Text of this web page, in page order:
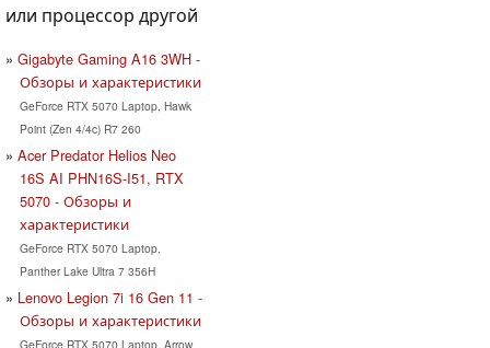
или процессор другой
Gigabyte Gaming A16 3WH -
Обзоры и характеристики
GeForce RTX 5070 Laptop, Hawk
Point (Zen 4/4c) R7 260
Acer Predator Helios Neo
16S AI PHN16S-I51, RTX
5070 - Обзоры и
характеристики
GeForce RTX 5070 Laptop,
Panther Lake Ultra 7 356H
Lenovo Legion 7i 16 Gen 11 -
Обзоры и характеристики
GeForce RTX 5070 Laptop, Arrow